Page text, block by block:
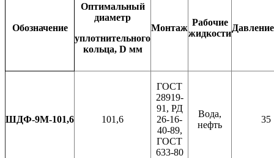
Обозначение
Оптимальный
диаметр
уплотнительного
кольца, D мм
Монтаж
Рабочие
жидкости
ШДФ-9М-101,6 101,6
ГОСТ
28919-
91, РД
26-16-
40-89,
ГОСТ
633-80
Вода,
нефть
35